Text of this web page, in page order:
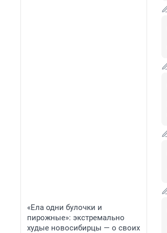
«Ела одни булочки и
пирожные»: экстремально
худые новосибирцы — о своих